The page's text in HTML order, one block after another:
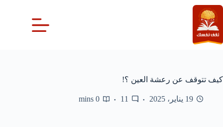
التجاوز
إلى
المحتوى
كيف تتوقف عن رعشة العين ؟!
19 يناير، 2025 11
0 mins